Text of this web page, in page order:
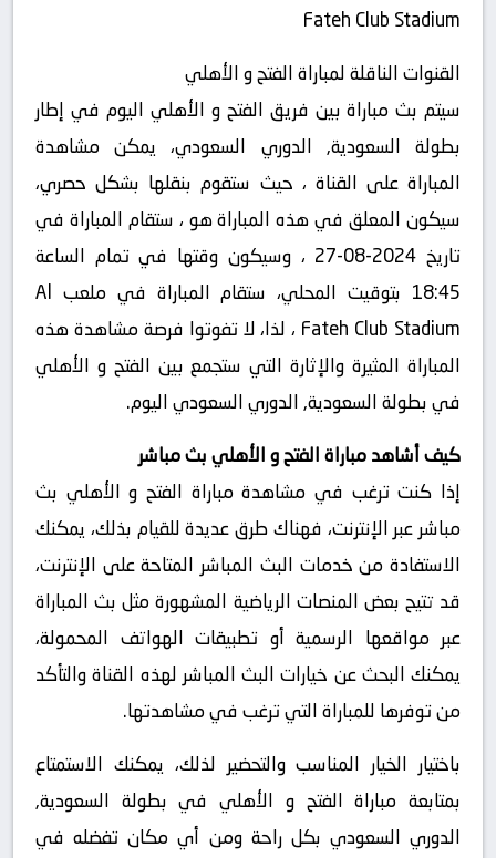
Fateh Club Stadium
القنوات الناقلة لمباراة الفتح و الأهلي
سيتم بث مباراة بين فريق الفتح و الأهلي اليوم في إطار
بطولة السعودية, الدوري السعودي، يمكن مشاهدة
المباراة على القناة ، حيث ستقوم بنقلها بشكل حصري،
سيكون المعلق في هذه المباراة هو ، ستقام المباراة في
تاريخ 2024-08-27 ، وسيكون وقتها في تمام الساعة
18:45 بتوقيت المحلي، ستقام المباراة في ملعب Al
Fateh Club Stadium ، لذا، لا تفوتوا فرصة مشاهدة هذه
المباراة المثيرة والإثارة التي ستجمع بين الفتح و الأهلي
في بطولة السعودية, الدوري السعودي اليوم.
كيف أشاهد مباراة الفتح و الأهلي بث مباشر
إذا كنت ترغب في مشاهدة مباراة الفتح و الأهلي بث
مباشر عبر الإنترنت، فهناك طرق عديدة للقيام بذلك، يمكنك
الاستفادة من خدمات البث المباشر المتاحة على الإنترنت،
قد تتيح بعض المنصات الرياضية المشهورة مثل بث المباراة
عبر مواقعها الرسمية أو تطبيقات الهواتف المحمولة،
يمكنك البحث عن خيارات البث المباشر لهذه القناة والتأكد
من توفرها للمباراة التي ترغب في مشاهدتها.
باختيار الخيار المناسب والتحضير لذلك، يمكنك الاستمتاع
بمتابعة مباراة الفتح و الأهلي في بطولة السعودية,
الدوري السعودي بكل راحة ومن أي مكان تفضله في